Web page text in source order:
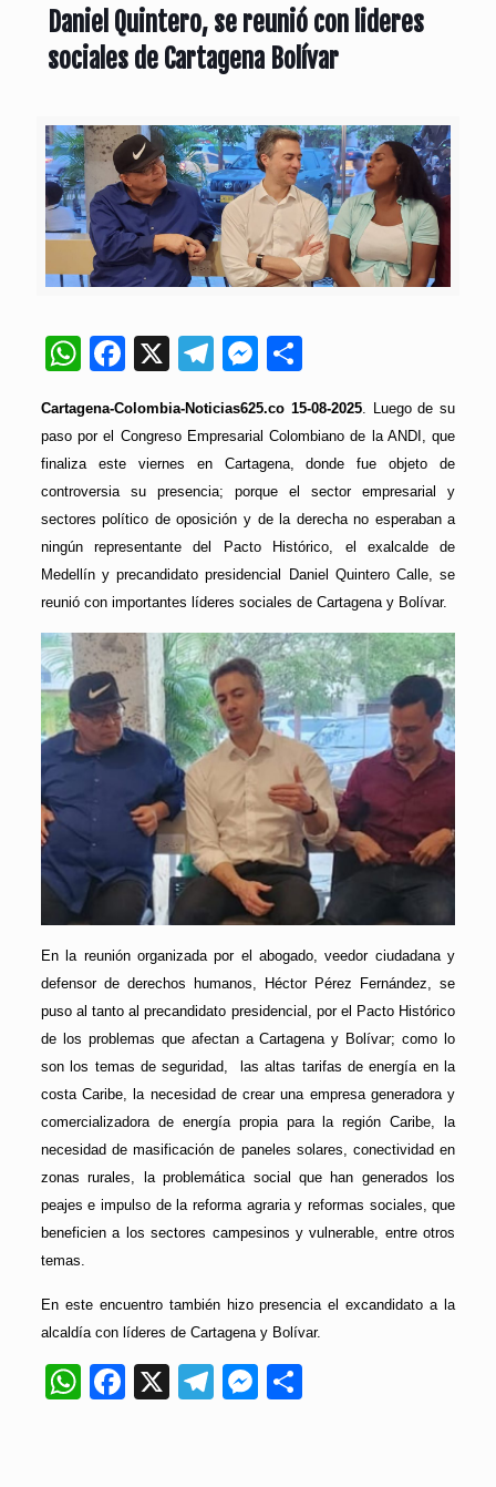
Daniel Quintero, se reunió con lideres
sociales de Cartagena Bolívar
WhatsApp
Facebook
X Telegram
Messenger
Cartagena-Colombia-Noticias625.co 15-08-2025. Luego de su
paso por el Congreso Empresarial Colombiano de la ANDI, que
finaliza este viernes en Cartagena, donde fue objeto de
controversia su presencia; porque el sector empresarial y
sectores político de oposición y de la derecha no esperaban a
ningún representante del Pacto Histórico, el exalcalde de
Medellín y precandidato presidencial Daniel Quintero Calle, se
reunió con importantes líderes sociales de Cartagena y Bolívar.
En la reunión organizada por el abogado, veedor ciudadana y
defensor de derechos humanos, Héctor Pérez Fernández, se
puso al tanto al precandidato presidencial, por el Pacto Histórico
de los problemas que afectan a Cartagena y Bolívar; como lo
son los temas de seguridad, las altas tarifas de energía en la
costa Caribe, la necesidad de crear una empresa generadora y
comercializadora de energía propia para la región Caribe, la
necesidad de masificación de paneles solares, conectividad en
zonas rurales, la problemática social que han generados los
peajes e impulso de la reforma agraria y reformas sociales, que
beneficien a los sectores campesinos y vulnerable, entre otros
temas.
En este encuentro también hizo presencia el excandidato a la
alcaldía con líderes de Cartagena y Bolívar.
WhatsApp
Facebook
X Telegram
Messenger